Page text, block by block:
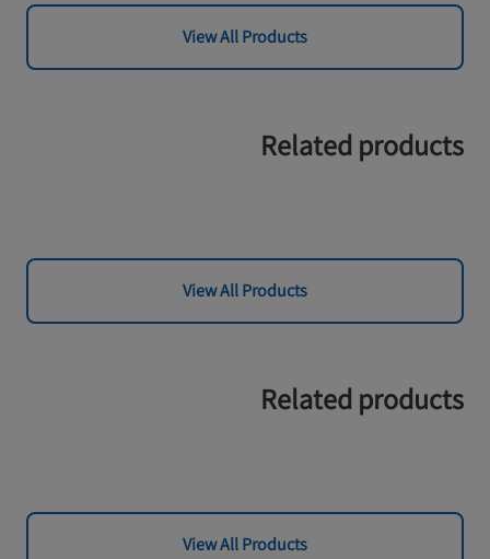
View All Products
Related products
View All Products
Related products
View All Products